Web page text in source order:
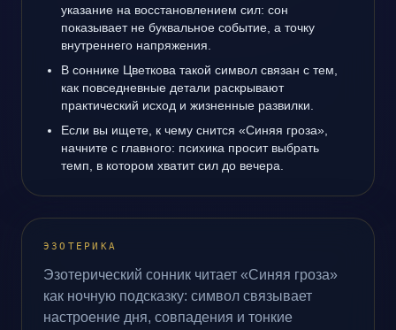
указание на восстановлением сил: сон
показывает не буквальное событие, а точку
внутреннего напряжения.
В соннике Цветкова такой символ связан с тем,
как повседневные детали раскрывают
практический исход и жизненные развилки.
Если вы ищете, к чему снится «Синяя гроза»,
начните с главного: психика просит выбрать
темп, в котором хватит сил до вечера.
ЭЗОТЕРИКА
Эзотерический сонник читает «Синяя гроза»
как ночную подсказку: символ связывает
настроение дня, совпадения и тонкие